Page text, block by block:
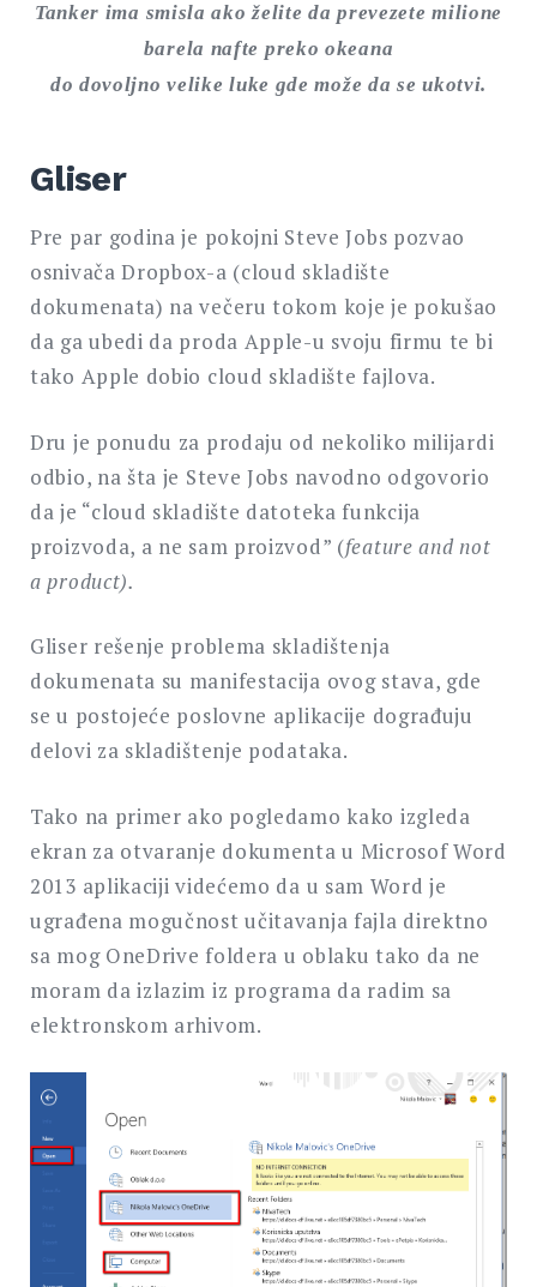
Tanker ima smisla ako želite da prevezete milione
barela nafte preko okeana
do dovoljno velike luke gde može da se ukotvi.
Gliser
Pre par godina je pokojni Steve Jobs pozvao
osnivača Dropbox-a (cloud skladište
dokumenata) na večeru tokom koje je pokušao
da ga ubedi da proda Apple-u svoju firmu te bi
tako Apple dobio cloud skladište fajlova.
Dru je ponudu za prodaju od nekoliko milijardi
odbio, na šta je Steve Jobs navodno odgovorio
da je “cloud skladište datoteka funkcija
proizvoda, a ne sam proizvod” (feature and not
a product).
Gliser rešenje problema skladištenja
dokumenata su manifestacija ovog stava, gde
se u postojeće poslovne aplikacije dograđuju
delovi za skladištenje podataka.
Tako na primer ako pogledamo kako izgleda
ekran za otvaranje dokumenta u Microsof Word
2013 aplikaciji videćemo da u sam Word je
ugrađena mogučnost učitavanja fajla direktno
sa mog OneDrive foldera u oblaku tako da ne
moram da izlazim iz programa da radim sa
elektronskom arhivom.